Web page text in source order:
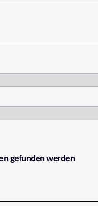
gefunden werden